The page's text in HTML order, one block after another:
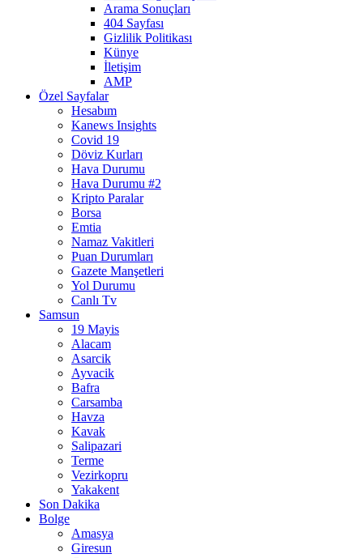
Arama Sonuçları
404 Sayfası
Gizlilik Politikası
Künye
İletişim
AMP
Özel Sayfalar
Hesabım
Kanews Insights
Covid 19
Döviz Kurları
Hava Durumu
Hava Durumu #2
Kripto Paralar
Borsa
Emtia
Namaz Vakitleri
Puan Durumları
Gazete Manşetleri
Yol Durumu
Canlı Tv
Samsun
19 Mayis
Alacam
Asarcik
Ayvacik
Bafra
Carsamba
Havza
Kavak
Salipazari
Terme
Vezirkopru
Yakakent
Son Dakika
Bolge
Amasya
Giresun